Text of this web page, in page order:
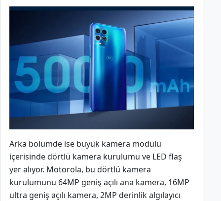
Arka bölümde ise büyük kamera modülü
içerisinde dörtlü kamera kurulumu ve LED flaş
yer alıyor. Motorola, bu dörtlü kamera
kurulumunu 64MP geniş açılı ana kamera, 16MP
ultra geniş açılı kamera, 2MP derinlik algılayıcı